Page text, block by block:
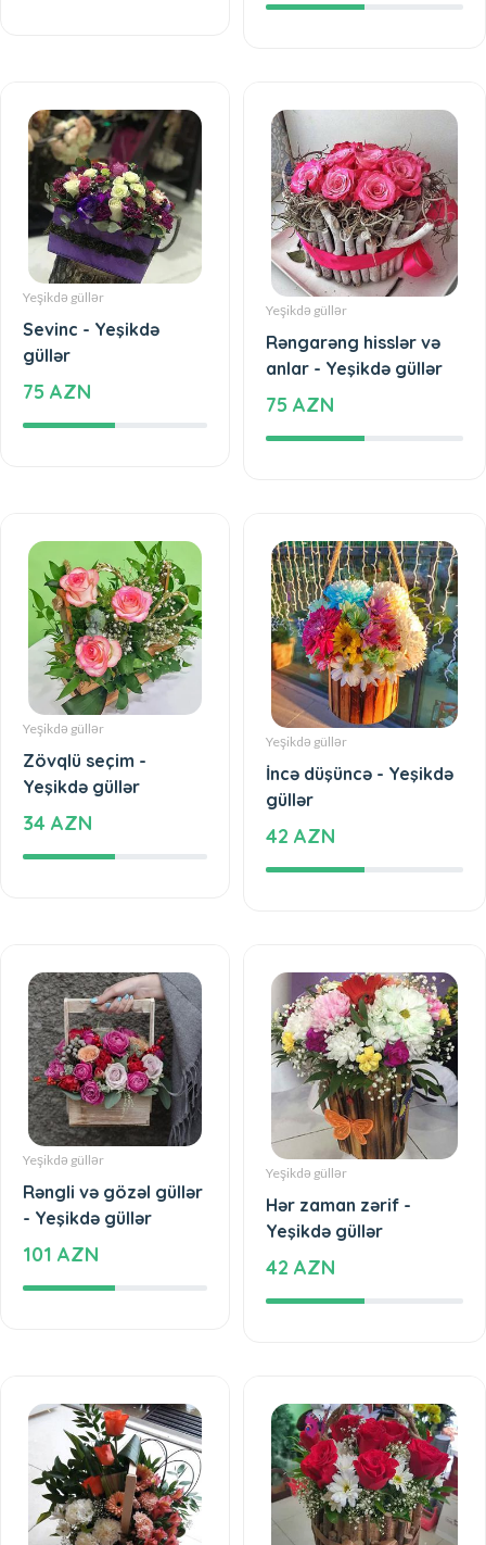
Yeşikdə güllər
Sevinc - Yeşikdə
güllər
75 AZN
Yeşikdə güllər
Rəngarəng hisslər və
anlar - Yeşikdə güllər
75 AZN
Yeşikdə güllər
Zövqlü seçim -
Yeşikdə güllər
34 AZN
Yeşikdə güllər
İncə düşüncə - Yeşikdə
güllər
42 AZN
Yeşikdə güllər
Rəngli və gözəl güllər
- Yeşikdə güllər
101 AZN
Yeşikdə güllər
Hər zaman zərif -
Yeşikdə güllər
42 AZN